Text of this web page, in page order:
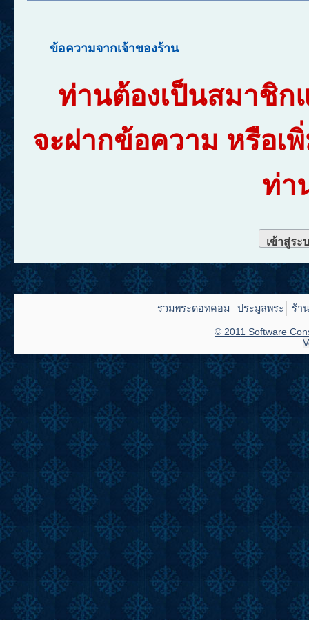
ข้อความจากเจ้าของร้าน
ท่านต้องเป็นสมาชิก
จะฝากข้อความ หรือเ
ท่า
เข้าสู่ระ
รวมพระดอทคอม ประมูลพระ ร้า
© 2011 Software